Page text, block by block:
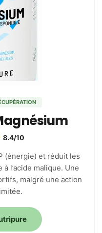
8.4/10
(énergie) et réduit les
l’acide malique. Une
malgré une action